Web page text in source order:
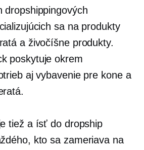
dropshippingových
sa na produkty
a živočíšne produkty.
poskytuje okrem
aj vybavenie pre kone a
tiež a ísť dodropship
kto sa zameriava na